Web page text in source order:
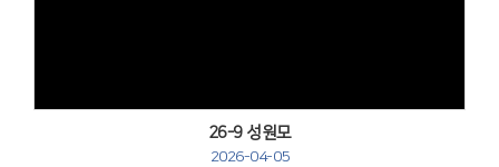
26-9 성원모
2026-04-05